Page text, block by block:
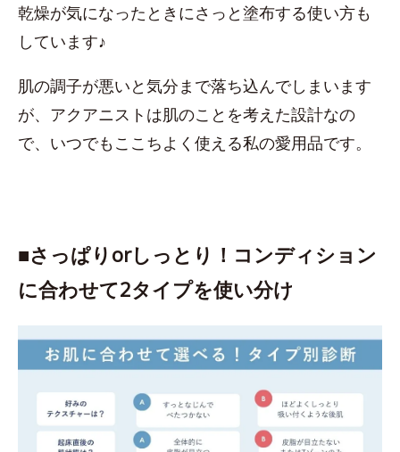
乾燥が気になったときにさっと塗布する使い方も
しています♪
肌の調子が悪いと気分まで落ち込んでしまいます
が、アクアニストは肌のことを考えた設計なの
で、いつでもここちよく使える私の愛用品です。
■さっぱりorしっとり！コンディション
に合わせて2タイプを使い分け